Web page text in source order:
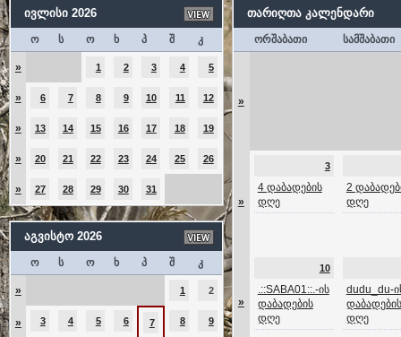
ივლისი 2026
ო ს ო ხ პ შ კ
» 1 2 3 4 5
» 6 7 8 9 10 11 12
» 13 14 15 16 17 18 19
» 20 21 22 23 24 25 26
» 27 28 29 30 31
აგვისტო 2026
ო ს ო ხ პ შ კ
» 1 2
» 3 4 5 6 7 8 9
თარიღთა კალენდარი
ორშაბათი სამშაბათი
»
»
3
4 დაბადების
დღე
2
დღე
»
10
.::SABA01::.-ის
დაბადების
დღე
dudu_du-
დაბადების
დღე